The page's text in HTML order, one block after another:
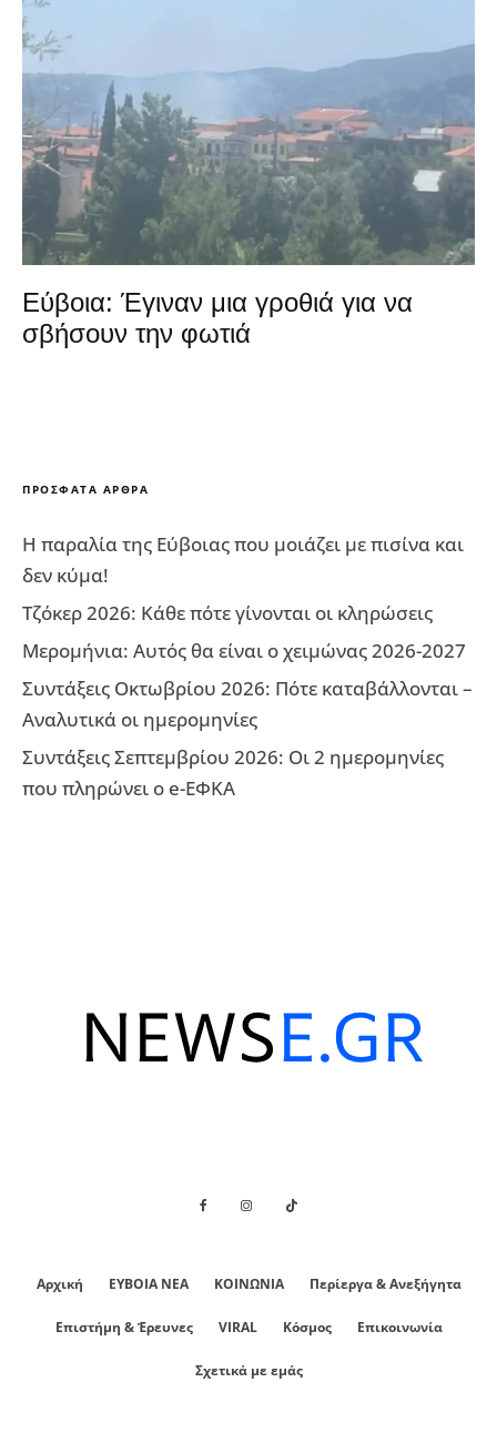
Εύβοια: Έγιναν μια γροθιά για να
σβήσουν την φωτιά
ΠΡΌΣΦΑΤΑ ΆΡΘΡΑ
Η παραλία της Εύβοιας που μοιάζει με πισίνα και
δεν κύμα!
Τζόκερ 2026: Κάθε πότε γίνονται οι κληρώσεις
Μερομήνια: Αυτός θα είναι ο χειμώνας 2026-2027
Συντάξεις Οκτωβρίου 2026: Πότε καταβάλλονται –
Αναλυτικά οι ημερομηνίες
Συντάξεις Σεπτεμβρίου 2026: Οι 2 ημερομηνίες
που πληρώνει ο e-ΕΦΚΑ
Αρχική ΕΥΒΟΙΑ ΝΕΑ ΚΟΙΝΩΝΙΑ Περίεργα & Ανεξήγητα
Επιστήμη & Έρευνες VIRAL Κόσμος Επικοινωνία
Σχετικά με εμάς